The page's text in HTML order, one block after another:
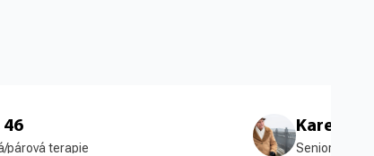
46
párová terapie
Karel, 76
Senior –